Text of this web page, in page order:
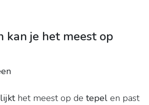
kan je het meest op
lijkthet meest op de tepel en past